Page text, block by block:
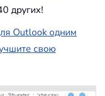
других!
Outlook одним
свою